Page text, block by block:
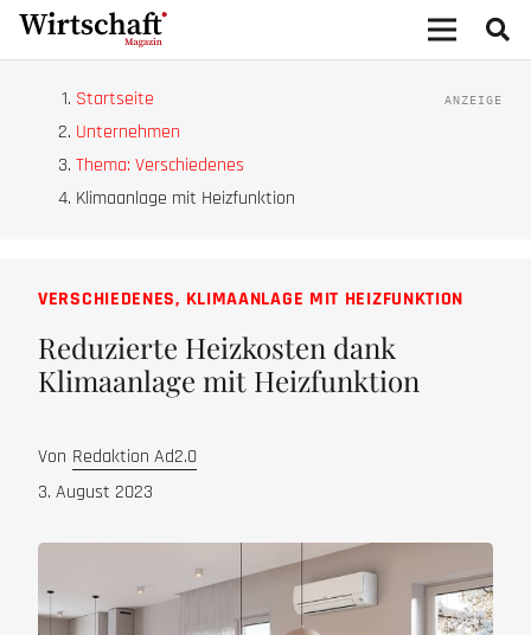
Startseite
Unternehmen
Thema: Verschiedenes
Klimaanlage mit Heizfunktion
VERSCHIEDENES, KLIMAANLAGE MIT HEIZFUNKTION
Reduzierte Heizkosten dank
Klimaanlage mit Heizfunktion
Von Redaktion Ad2.0
3. August 2023